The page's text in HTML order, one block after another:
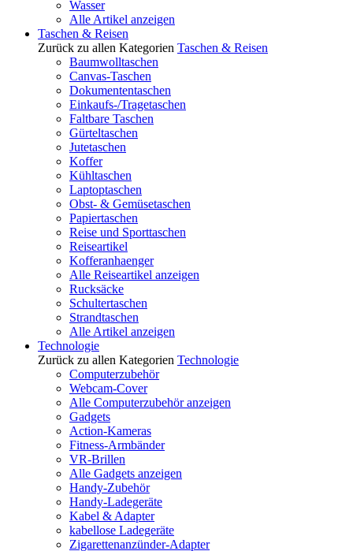
Wasser
Alle Artikel anzeigen
Taschen & Reisen
Zurück zu allen Kategorien Taschen & Reisen
Baumwolltaschen
Canvas-Taschen
Dokumententaschen
Einkaufs-/Tragetaschen
Faltbare Taschen
Gürteltaschen
Jutetaschen
Koffer
Kühltaschen
Laptoptaschen
Obst- & Gemüsetaschen
Papiertaschen
Reise und Sporttaschen
Reiseartikel
Kofferanhaenger
Alle Reiseartikel anzeigen
Rucksäcke
Schultertaschen
Strandtaschen
Alle Artikel anzeigen
Technologie
Zurück zu allen Kategorien Technologie
Computerzubehör
Webcam-Cover
Alle Computerzubehör anzeigen
Gadgets
Action-Kameras
Fitness-Armbänder
VR-Brillen
Alle Gadgets anzeigen
Handy-Zubehör
Handy-Ladegeräte
Kabel & Adapter
kabellose Ladegeräte
Zigarettenanzünder-Adapter